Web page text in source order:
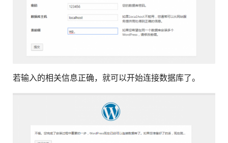
若输入的相关信息正确，就可以开始连接数据库了。